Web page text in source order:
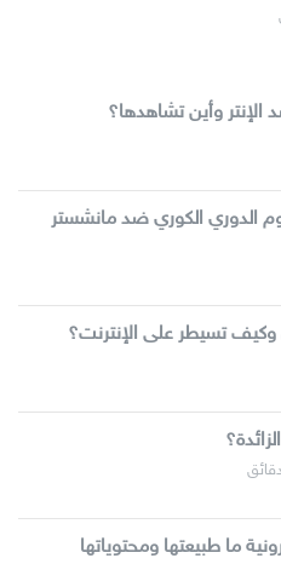
وأين تشاهدها؟
الدوري الكوري ضد مانشستر
تسيطر على الإنترنت؟
ما طبيعتها ومحتوياتها